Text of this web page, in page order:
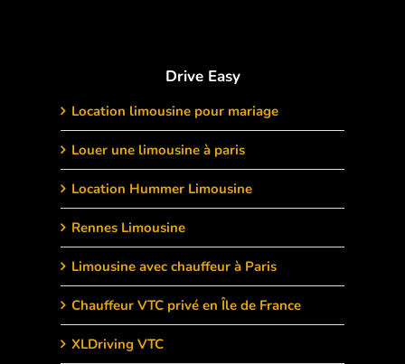
Drive Easy
Location limousine pour mariage
Louer une limousine à paris
Location Hummer Limousine
Rennes Limousine
Limousine avec chauffeur à Paris
Chauffeur VTC privé en Île de France
XLDriving VTC